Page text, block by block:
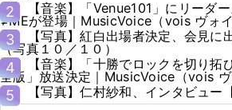
2
【音楽】「Venue101」にリーダ
≠MEが登場｜MusicVoice（vois ヴォイ
3
【写真】紅白出場者決定、会見に
（写真１０／１０）
4
【音楽】「十勝でロックを切り拓
全版」放送決定｜MusicVoice（vois ヴ
5
【写真】仁村紗和、インタビュー